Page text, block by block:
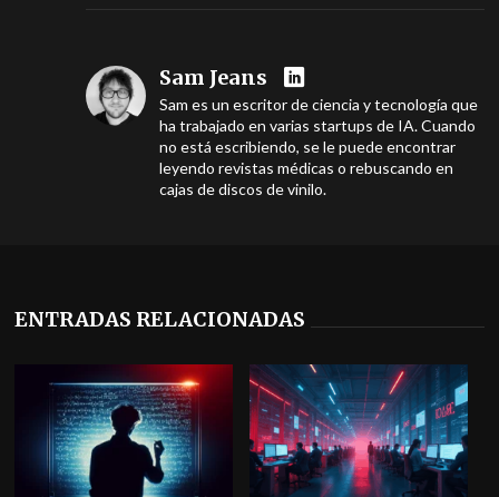
Sam Jeans
Sam es un escritor de ciencia y tecnología que
ha trabajado en varias startups de IA. Cuando
no está escribiendo, se le puede encontrar
leyendo revistas médicas o rebuscando en
cajas de discos de vinilo.
ENTRADAS RELACIONADAS